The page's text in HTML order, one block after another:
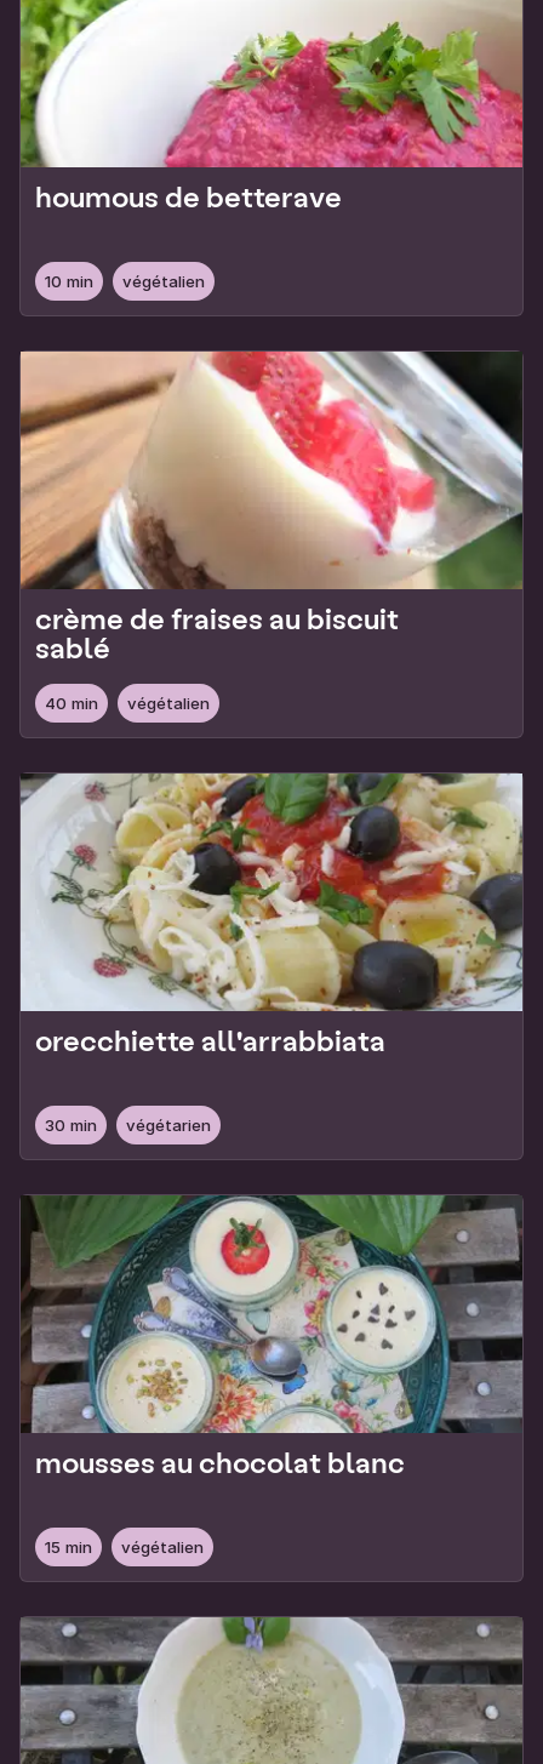
houmous de betterave
10 min végétalien
crème de fraises au biscuit
sablé
40 min végétalien
orecchiette all'arrabbiata
30 min végétarien
mousses au chocolat blanc
15 min végétalien